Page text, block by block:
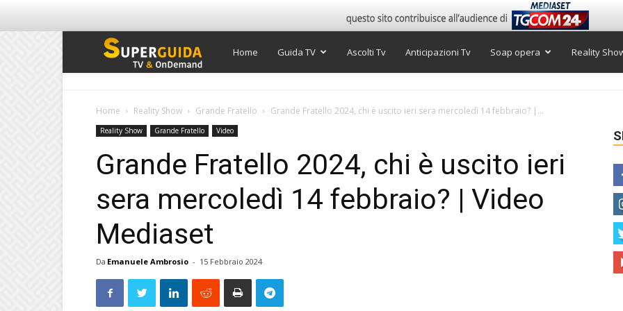
Super
TV
Home Guida TV Ascolti Tv Anticipazioni Tv Soap opera Reality
Home Reality Show Grande Fratello Grande Fratello 2024, chi è uscito ieri sera mercoledì 14 febbraio? |...
Reality Show Grande Fratello Video
Grande Fratello 2024, chi è uscito ieri
sera mercoledì 14 febbraio? | Video
Mediaset
Da Emanuele Ambrosio - 15 Febbraio 2024